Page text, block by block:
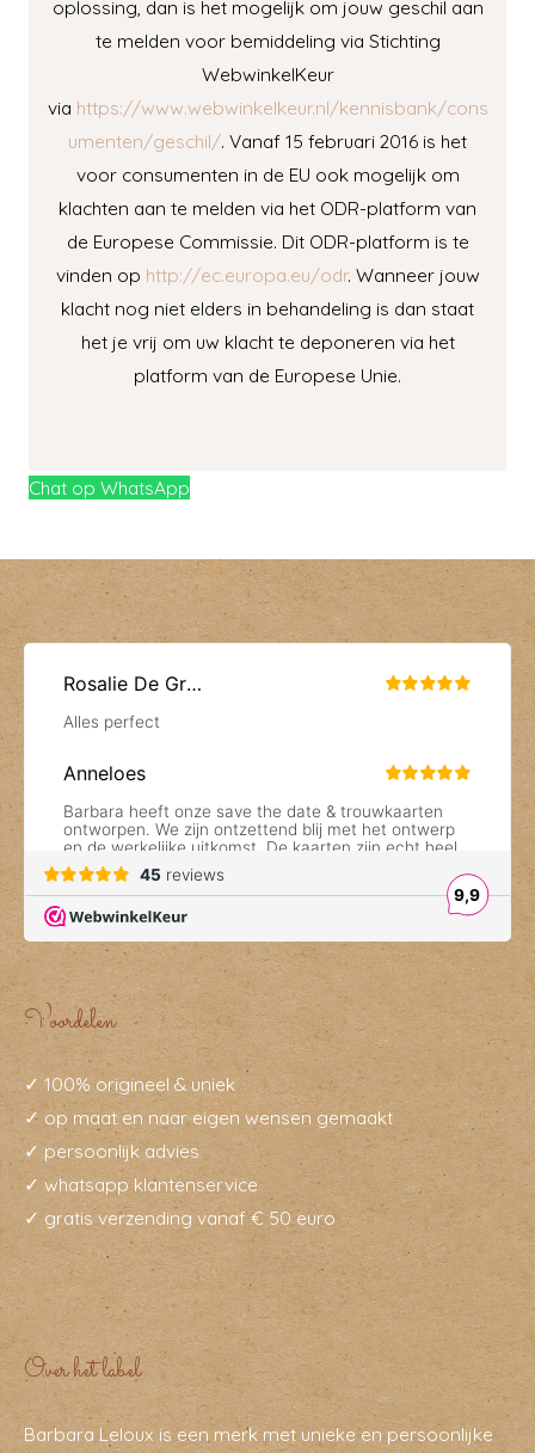
oplossing, dan is het mogelijk om jouw geschil aan
te melden voor bemiddeling via Stichting
WebwinkelKeur
via https://www.webwinkelkeur.nl/kennisbank/cons
umenten/geschil/. Vanaf 15 februari 2016 is het
voor consumenten in de EU ook mogelijk om
klachten aan te melden via het ODR-platform van
de Europese Commissie. Dit ODR-platform is te
vinden op http://ec.europa.eu/odr. Wanneer jouw
klacht nog niet elders in behandeling is dan staat
het je vrij om uw klacht te deponeren via het
platform van de Europese Unie.
Chat op WhatsApp
Voordelen
✓ 100% origineel & uniek
✓ op maat en naar eigen wensen gemaakt
✓ persoonlijk advies
✓ whatsapp klantenservice
✓ gratis verzending vanaf € 50 euro
Over het label
Barbara Leloux is een merk met unieke en persoonlijke